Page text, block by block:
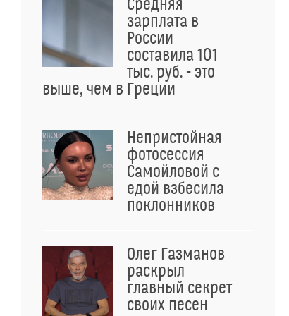
Средняя
зарплата в
России
составила 101
тыс. руб. - это
выше, чем в Греции
Непристойная
фотосессия
Самойловой с
едой взбесила
поклонников
Олег Газманов
раскрыл
главный секрет
своих песен